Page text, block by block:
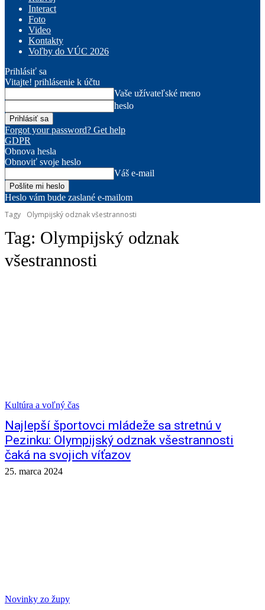
Interact
Foto
Video
Kontakty
Voľby do VÚC 2026
Prihlásiť sa
Vitajte! prihlásenie k účtu
Vaše užívateľské meno
heslo
Forgot your password? Get help
GDPR
Obnova hesla
Obnoviť svoje heslo
Váš e-mail
Heslo vám bude zaslané e-mailom
Tagy
Olympijský odznak všestrannosti
Tag: Olympijský odznak
všestrannosti
Kultúra a voľný čas
Najlepší športovci mládeže sa stretnú v
Pezinku: Olympijský odznak všestrannosti
čaká na svojich víťazov
25. marca 2024
Novinky zo župy